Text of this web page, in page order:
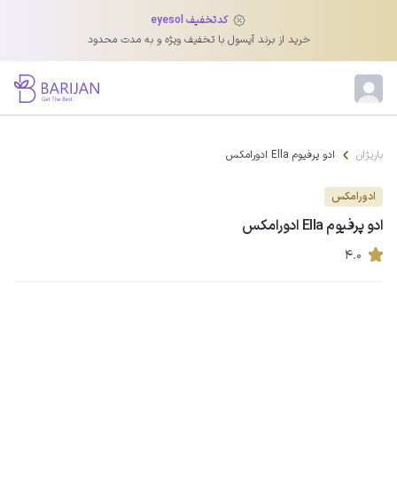
کدتخفیف eyesol
خرید از برند آیسول با تخفیف ویژه و به مدت محدود
باریژان ادو پرفیوم Ella ادورامکس
ادورامکس
ادو پرفیوم Ella ادورامکس
۴.۰